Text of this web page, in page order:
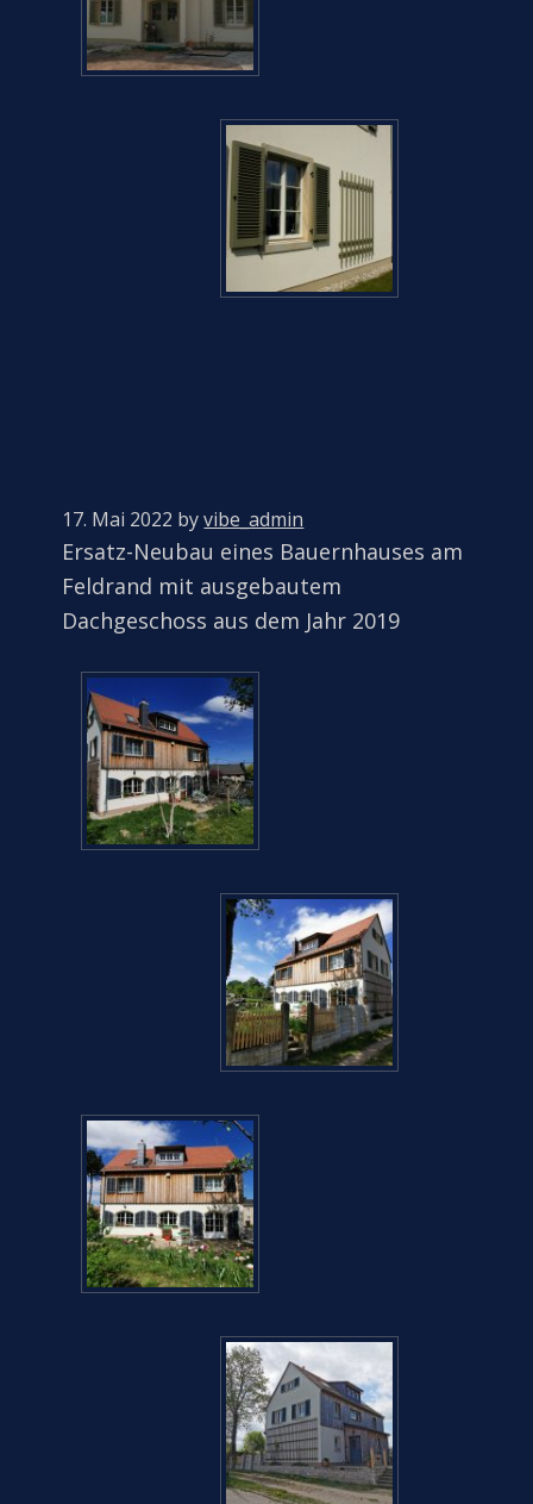
17. Mai 2022 byvibe_admin
Ersatz-Neubau eines Bauernhauses am
Feldrand mit ausgebautem
Dachgeschoss aus dem Jahr 2019